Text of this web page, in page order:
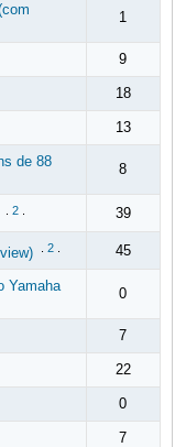
1
9
18
13
de 88
8
2. 39
2. 45
Yamaha
0
7
22
0
7